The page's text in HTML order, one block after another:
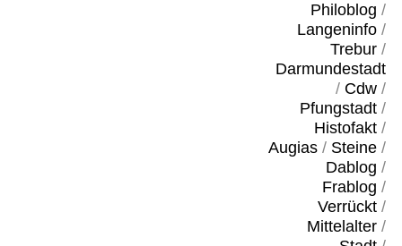
Philoblog /
Langeninfo/
Trebur/
Darmundestadt
/ Cdw/
Pfungstadt/
Histofakt/
Augias/ Steine/
Dablog /
Frablog /
Verrückt/
Mittelalter/